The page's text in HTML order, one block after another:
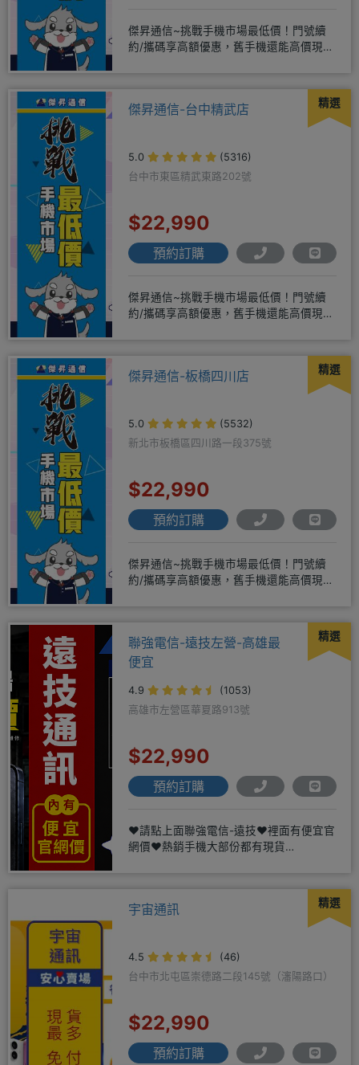
傑昇通信~挑戰手機市場最低價！門號續
約/攜碼享高額優惠，舊手機還能高價現金
精選
傑昇通信-台中精武店
5.0
(5316)
台中市東區精武東路202號
$22,990
預約訂購
傑昇通信~挑戰手機市場最低價！門號續
約/攜碼享高額優惠，舊手機還能高價現金
精選
傑昇通信-板橋四川店
5.0
(5532)
新北市板橋區四川路一段375號
$22,990
預約訂購
傑昇通信~挑戰手機市場最低價！門號續
約/攜碼享高額優惠，舊手機還能高價現金
精選
聯強電信-遠技左營-高雄最
便宜
4.9
(1053)
高雄市左營區華夏路913號
$22,990
預約訂購
❤️請點上面聯強電信-遠技❤️裡面有便宜官
網價❤️熱銷手機大部份都有現貨
精選
宇宙通訊
4.5
(46)
台中市北屯區崇德路二段145號（瀋陽路口）
$22,990
預約訂購